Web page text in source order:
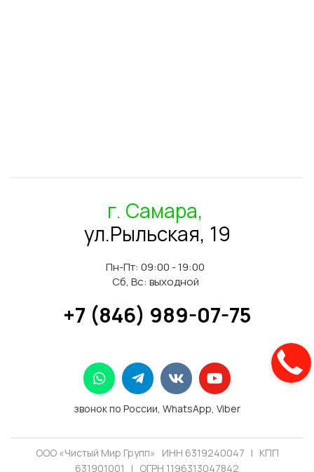
г. Самара,
ул.Рыльская, 19
Пн-Пт: 09:00 - 19:00
Сб, Вс: выходной
+7 (846) 989-07-75
звонок по России, WhatsApp, Viber
ООО «Чистый Мир Групп» ИНН 6319240047 | КПП
631901001 | ОГРН 1196313047842